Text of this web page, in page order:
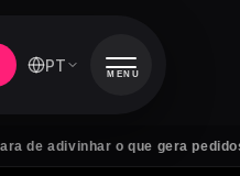
o que gera pedidos
PT MENU